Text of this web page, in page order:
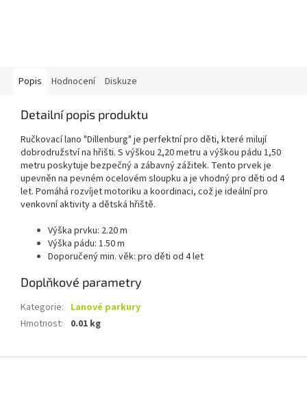
Popis Hodnocení Diskuze
Detailní popis produktu
Ručkovací lano "Dillenburg" je perfektní pro děti, které milují
dobrodružství na hřišti. S výškou 2,20 metru a výškou pádu 1,50
metru poskytuje bezpečný a zábavný zážitek. Tento prvek je
upevněn na pevném ocelovém sloupku a je vhodný pro děti od 4
let. Pomáhá rozvíjet motoriku a koordinaci, což je ideální pro
venkovní aktivity a dětská hřiště.
Výška prvku: 2.20 m
Výška pádu: 1.50 m
Doporučený min. věk: pro děti od 4 let
Doplňkové parametry
Kategorie: Lanové parkury
Hmotnost: 0.01 kg